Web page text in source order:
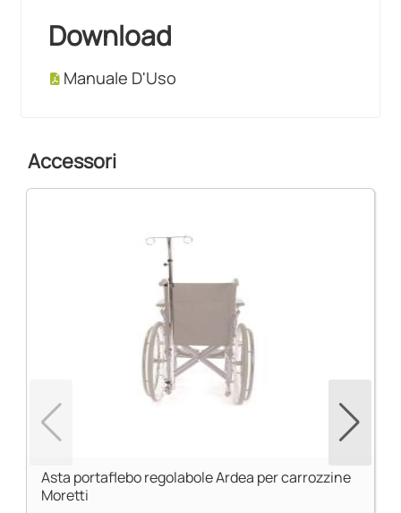
Download
Manuale D'Uso
Accessori
Asta portaflebo regolabole Ardea per carrozzine
Moretti